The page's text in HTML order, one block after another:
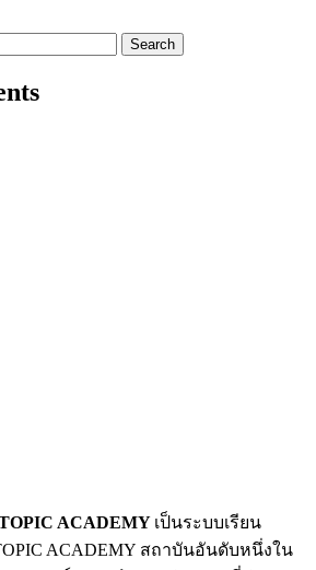
ACADEMY เป็นระบบเรียน
ACADEMY สถาบันอันดับหนึ่งใน